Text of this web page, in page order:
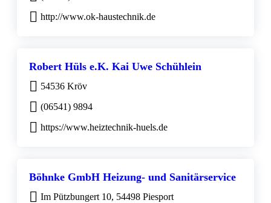
http://www.ok-haustechnik.de
Robert Hüls e.K. Kai Uwe Schühlein
54536 Kröv
(06541) 9894
https://www.heiztechnik-huels.de
Böhnke GmbH Heizung- und Sanitärservice
Im Pützbungert 10, 54498 Piesport